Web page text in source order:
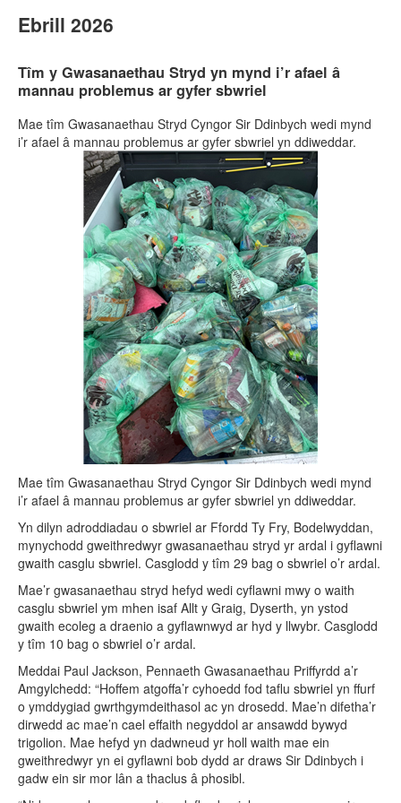
Ebrill 2026
Tîm y Gwasanaethau Stryd yn mynd i’r afael â
mannau problemus ar gyfer sbwriel
Mae tîm Gwasanaethau Stryd Cyngor Sir Ddinbych wedi mynd
i’r afael â mannau problemus ar gyfer sbwriel yn ddiweddar.
Mae tîm Gwasanaethau Stryd Cyngor Sir Ddinbych wedi mynd
i’r afael â mannau problemus ar gyfer sbwriel yn ddiweddar.
Yn dilyn adroddiadau o sbwriel ar Ffordd Ty Fry, Bodelwyddan,
mynychodd gweithredwyr gwasanaethau stryd yr ardal i gyflawni
gwaith casglu sbwriel. Casglodd y tîm 29 bag o sbwriel o’r ardal.
Mae’r gwasanaethau stryd hefyd wedi cyflawni mwy o waith
casglu sbwriel ym mhen isaf Allt y Graig, Dyserth, yn ystod
gwaith ecoleg a draenio a gyflawnwyd ar hyd y llwybr. Casglodd
y tîm 10 bag o sbwriel o’r ardal.
Meddai Paul Jackson, Pennaeth Gwasanaethau Priffyrdd a’r
Amgylchedd: “Hoffem atgoffa’r cyhoedd fod taflu sbwriel yn ffurf
o ymddygiad gwrthgymdeithasol ac yn drosedd. Mae’n difetha’r
dirwedd ac mae’n cael effaith negyddol ar ansawdd bywyd
trigolion. Mae hefyd yn dadwneud yr holl waith mae ein
gweithredwyr yn ei gyflawni bob dydd ar draws Sir Ddinbych i
gadw ein sir mor lân a thaclus â phosibl.